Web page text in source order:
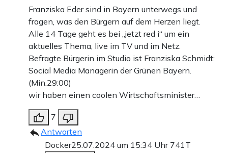
Franziska Eder sind in Bayern unterwegs und
fragen, was den Bürgern auf dem Herzen liegt.
Alle 14 Tage geht es bei „jetzt red i“ um ein
aktuelles Thema, live im TV und im Netz.
Befragte Bürgerin im Studio ist Franziska Schmidt:
Social Media Managerin der Grünen Bayern.
(Min.29:00)
wir haben einen coolen Wirtschaftsminister…
7
Antworten
Docker25.07.2024 um 15:34 Uhr 741T